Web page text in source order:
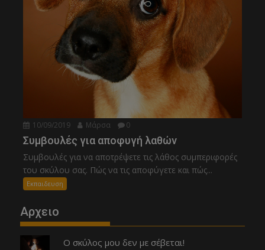
10/09/2019 Μάρσα 0
Συμβουλές για αποφυγή λαθών
Συμβουλές για να αποτρέψετε τις λάθος συμπεριφορές
του σκύλου σας. Πώς να τις αποφύγετε και πώς...
Εκπαιδευση
Αρχειο
Ο σκύλος μου δεν με σέβεται!